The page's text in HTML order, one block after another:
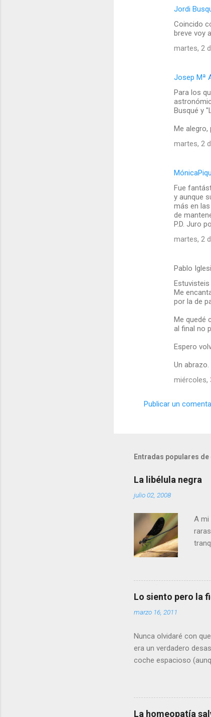
Jordi
Coincido
breve voy
martes, 2
Josep Mª
Para los
Busqué y
Me alegro,
martes, 2
Fue
y aunque
más en
de
P.D. Juro
martes, 2
Pablo
Me
por la de
Me quedé
al final no
Espero
Un abrazo.
miércoles,
Publicar un
Entradas populares
La libélula negra
julio 02, 2008
A mi
pero
Lo siento pero la
marzo 16, 2011
Nunca olvidaré con
era un verdadero
coche espacioso
durante horas. Mi
infancia de posguerra.
tan grande había sido
La homeopatía